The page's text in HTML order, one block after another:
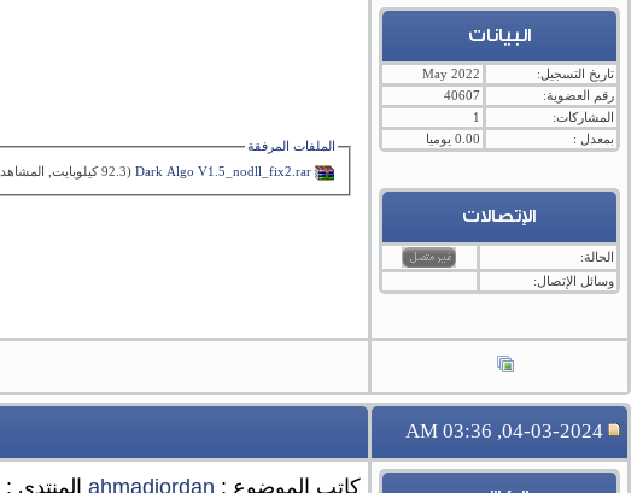
البيانات
تاريخ التسجيل:
May 2022
رقم العضوية:
40607
المشاركات:
1
بمعدل :
0.00 يوميا
الإتصالات
الحالة:
وسائل الإتصال:
الملفات المرفقة
Dark Algo V1.5_nodll_fix2.rar‏(92.3 كيلوبايت, المشاهدات 23)
04-03-2024, 03:36 AM
كاتب الموضوع : ahmadjordan المنتدى :